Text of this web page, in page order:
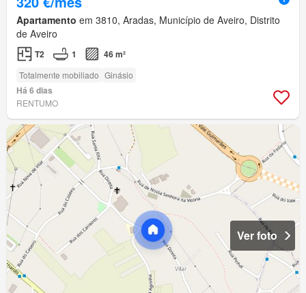
Apartamento em 3810, Aradas, Município de Aveiro, Distrito
de Aveiro
T2 1 46 m²
Totalmente mobiliado Ginásio
Há 6 dias
RENTUMO
Ver foto